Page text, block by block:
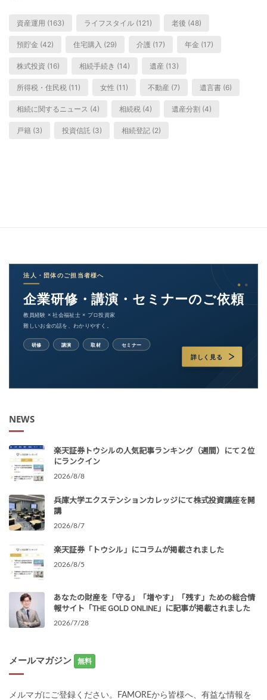
資産運用 (163) ライフスタイル (121) 老後 (48)
預貯金 (42) 住宅購入 (29) 介護 (17) 年金 (17)
株式投資 (16) 相続手続き (14) 遺産 (13)
所得税・住民税 (11) 女性 (11) 不動産 (7) 遺言書 (6)
相続に関するニュース (4) 相続税 (4) 遺産分割 (4)
戸籍 (3) 投資信託 (3) 相続登記 (2)
NEWS
楽天証券トウシルの人気記事ランキング（週間）にて２位
にランクイン
2026/8/8
兵庫大学エクステンションカレッジにて株式投資講座を開
講
2026/8/7
楽天証券「トウシル」にコラムが掲載されました
2026/8/5
あなたの財産を「守る」「増やす」「残す」ための総合情
報サイト「THE GOLD ONLINE」に記事が掲載されました
2026/7/28
メールマガジン 無料
メルマガにご登録ください。FAMOREから皆様へ、有益な情報を